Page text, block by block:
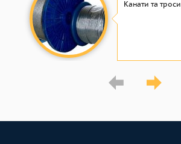
Канати та троси